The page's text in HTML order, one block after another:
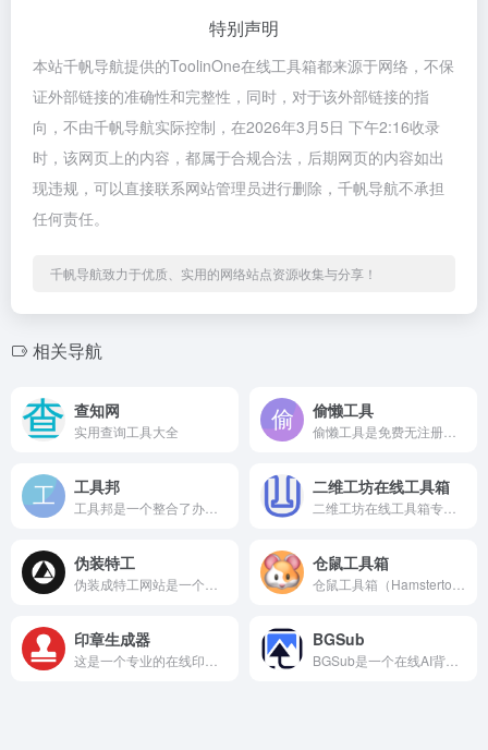
特别声明
本站千帆导航提供的ToolinOne在线工具箱都来源于网络，不保
证外部链接的准确性和完整性，同时，对于该外部链接的指
向，不由千帆导航实际控制，在2026年3月5日 下午2:16收录
时，该网页上的内容，都属于合规合法，后期网页的内容如出
现违规，可以直接联系网站管理员进行删除，千帆导航不承担
任何责任。
千帆导航致力于优质、实用的网络站点资源收集与分享！
相关导航
查知网
实用查询工具大全
偷懒工具
工具邦 二维工坊在线工具箱
伪装特工 仓鼠工具箱
印章生成器 BGSub